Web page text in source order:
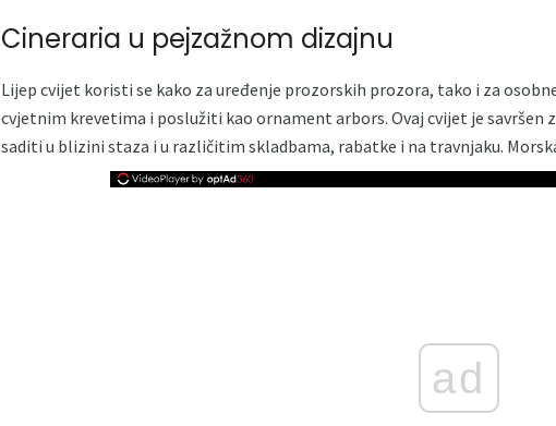
Cineraria u pejzažnom dizajnu
Lijep cvijet koristi se kako za uređenje prozorskih prozora, tako i za
cvjetnim krevetima i poslužiti kao ornament arbors. Ovaj cvijet je savršen
saditi u blizini staza i u različitim skladbama, rabatke i na travnjaku.
ad